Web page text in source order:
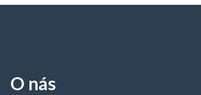
O nás